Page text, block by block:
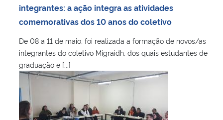
integrantes: a ação integra as atividades
comemorativas dos 10 anos do coletivo
De 08 a 11 de maio, foi realizada a formação de novos/as
integrantes do coletivo Migraidh, dos quais estudantes de
graduação e [...]